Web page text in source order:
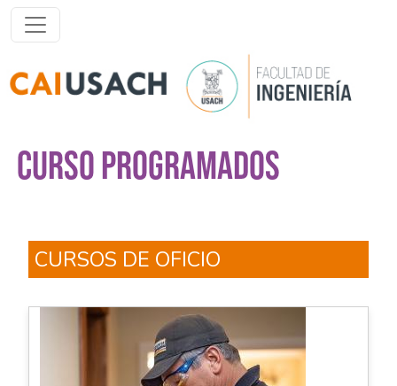
Pasar al contenido principal
CURSO PROGRAMADOS
CURSOS DE OFICIO